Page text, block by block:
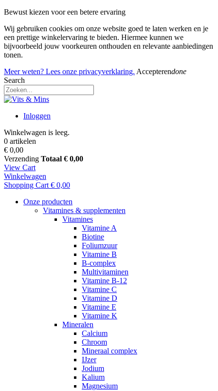
Bewust kiezen voor een betere ervaring
Wij gebruiken cookies om onze website goed te laten werken en je
een prettige winkelervaring te bieden. Hiermee kunnen we
bijvoorbeeld jouw voorkeuren onthouden en relevante aanbiedingen
tonen.
Meer weten? Lees onze privacyverklaring. Accepterendone
Search
Inloggen
Winkelwagen is leeg.
0 artikelen
€ 0,00
Verzending Totaal € 0,00
View Cart
Winkelwagen
Shopping Cart € 0,00
Onze producten
Vitamines & supplementen
Vitamines
Vitamine A
Biotine
Foliumzuur
Vitamine B
B-complex
Multivitaminen
Vitamine B-12
Vitamine C
Vitamine D
Vitamine E
Vitamine K
Mineralen
Calcium
Chroom
Mineraal complex
IJzer
Jodium
Kalium
Magnesium